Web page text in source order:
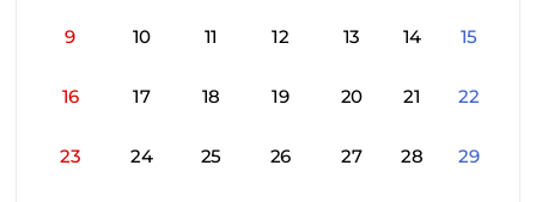
9 10 11 12 13 14 15
16 17 18 19 20 21 22
23 24 25 26 27 28 29